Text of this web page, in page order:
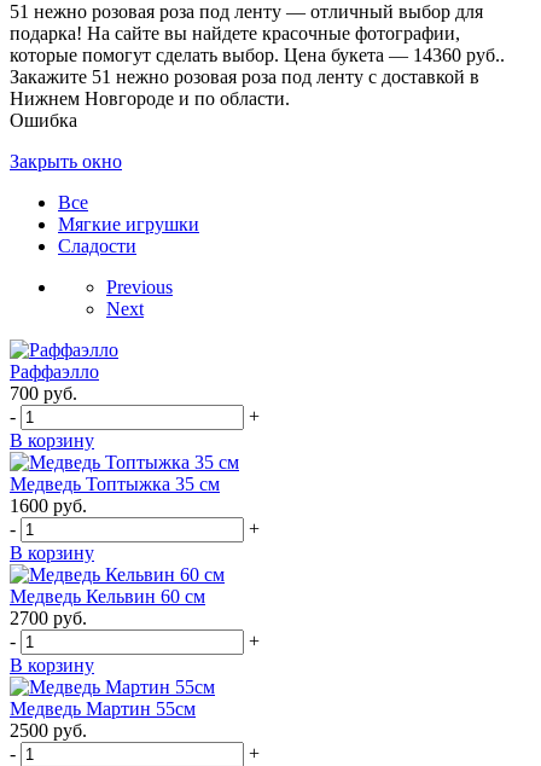
51 нежно розовая роза под ленту — отличный выбор для
подарка! На сайте вы найдете красочные фотографии,
которые помогут сделать выбор. Цена букета — 14360 руб..
Закажите 51 нежно розовая роза под ленту с доставкой в
Нижнем Новгороде и по области.
Ошибка
Закрыть окно
Все
Мягкие игрушки
Сладости
Previous
Next
Раффаэлло
700 руб.
-
+
В корзину
Медведь Топтыжка 35 см
1600 руб.
-
+
В корзину
Медведь Кельвин 60 см
2700 руб.
-
+
В корзину
Медведь Мартин 55см
2500 руб.
-
+